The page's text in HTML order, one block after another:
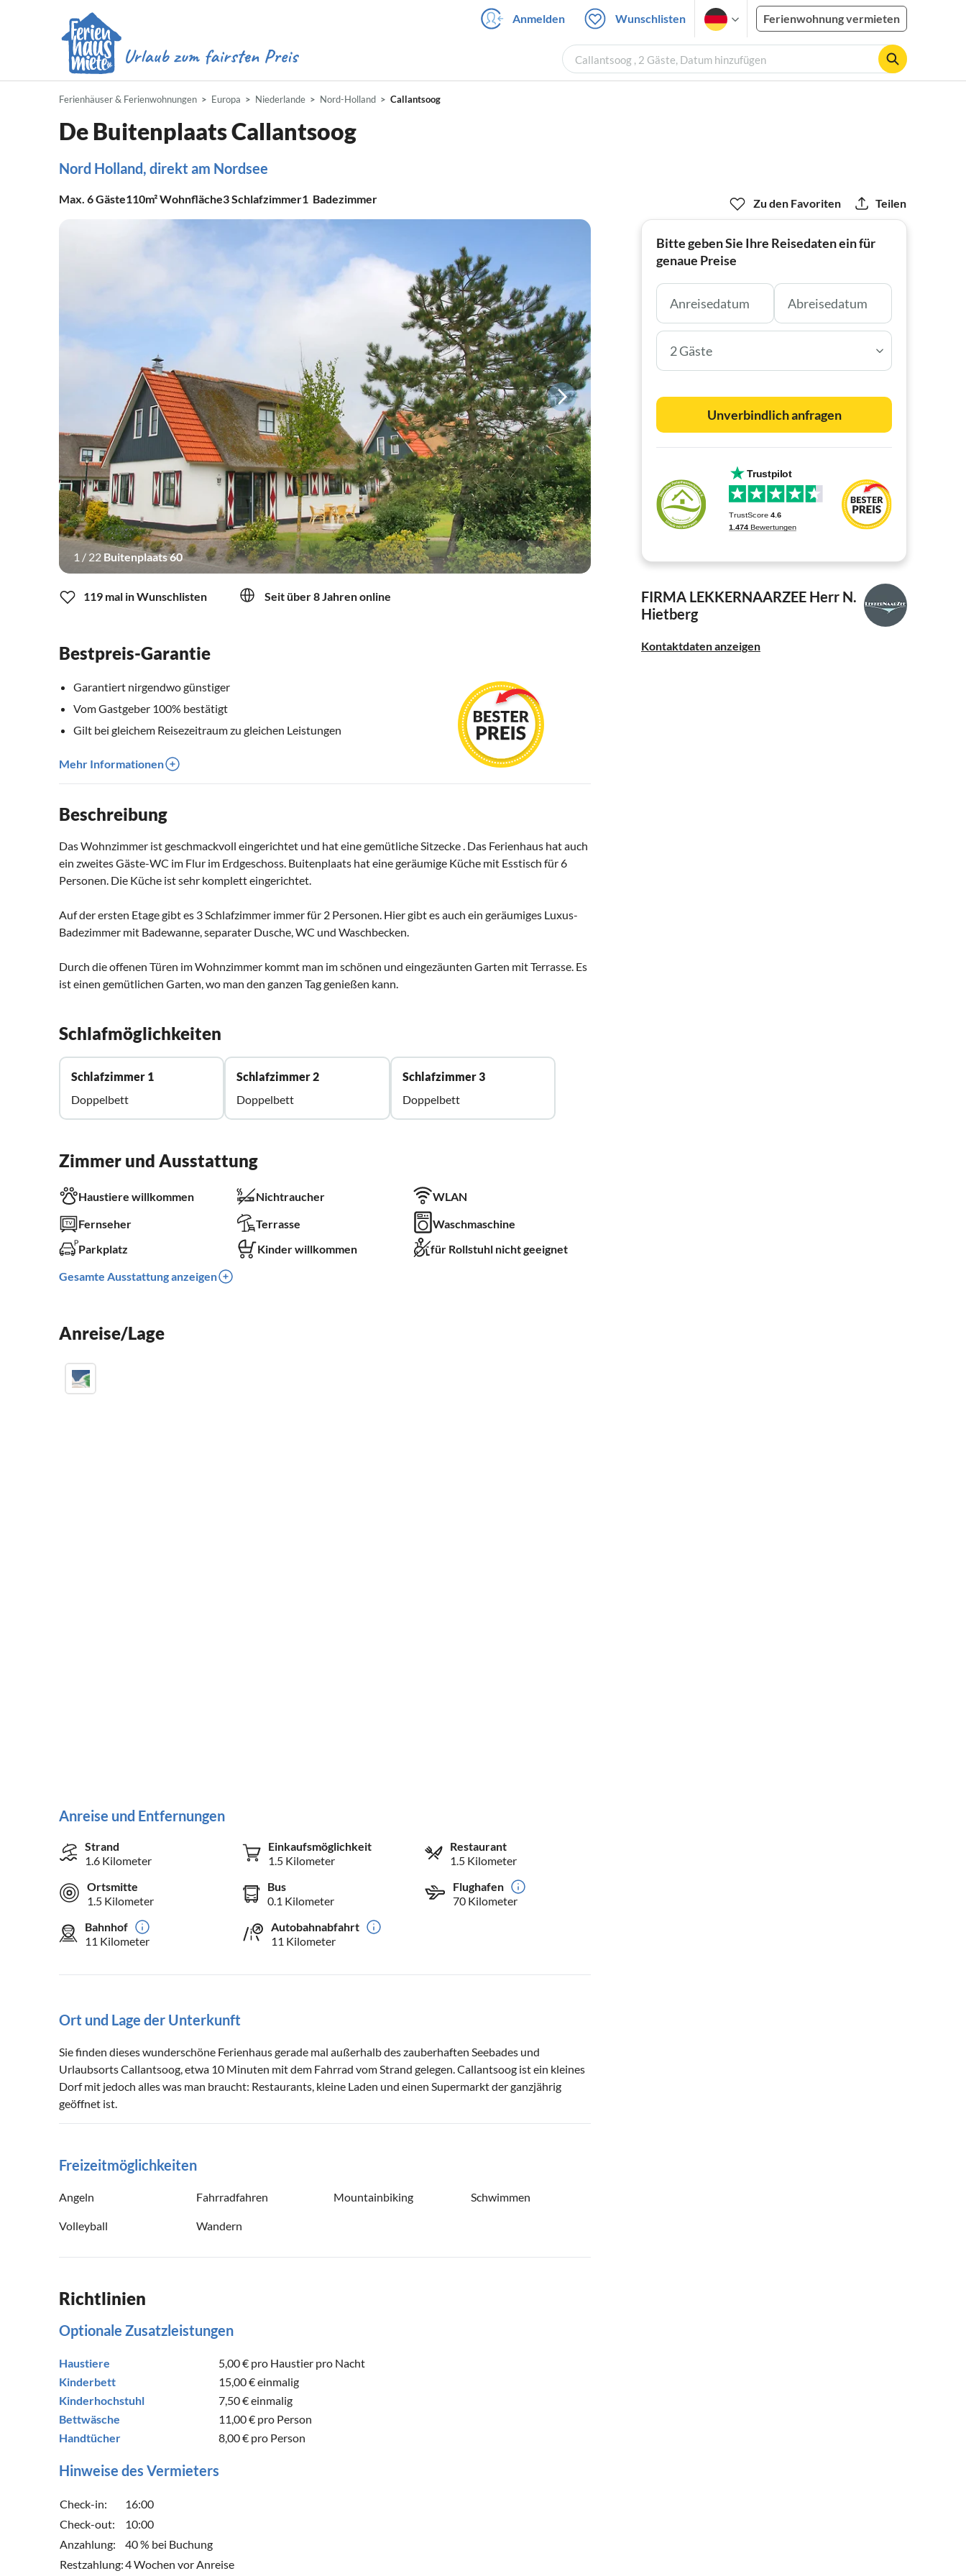
Anmelden Wunschlisten Ferienwohnung vermieten
Callantsoog , 2 Gäste, Datum hinzufügen
Ferienhäuser & Ferienwohnungen Europa Niederlande Nord-Holland Callantsoog
De Buitenplaats Callantsoog
Nord Holland, direkt am Nordsee
Max. 6Gäste110m²Wohnfläche3Schlafzimmer1 Badezimmer
1 / 22 Buitenplaats 60
119 mal in Wunschlisten Seit über 8 Jahren online
Bestpreis-Garantie
Garantiert nirgendwo günstiger
Vom Gastgeber 100% bestätigt
Gilt bei gleichem Reisezeitraum zu gleichen Leistungen
Mehr Informationen
Beschreibung
Das Wohnzimmer ist geschmackvoll eingerichtet und hat eine gemütliche Sitzecke . Das Ferienhaus hat auch
ein zweites Gäste-WC im Flur im Erdgeschoss. Buitenplaats hat eine geräumige Küche mit Esstisch für 6
Personen. Die Küche ist sehr komplett eingerichtet.
Auf der ersten Etage gibt es 3 Schlafzimmer immer für 2 Personen. Hier gibt es auch ein geräumiges Luxus-
Badezimmer mit Badewanne, separater Dusche, WC und Waschbecken.
Durch die offenen Türen im Wohnzimmer kommt man im schönen und eingezäunten Garten mit Terrasse. Es
ist einen gemütlichen Garten, wo man den ganzen Tag genießen kann.
Schlafmöglichkeiten
Schlafzimmer 1
Doppelbett
Schlafzimmer 2
Doppelbett
Schlafzimmer 3
Doppelbett
Zimmer und Ausstattung
Haustiere willkommen Nichtraucher
WLAN
Fernseher
Terrasse
Waschmaschine
Parkplatz
Kinder willkommen
für Rollstuhl nicht geeignet
Gesamte Ausstattung anzeigen
Anreise/Lage
Anreise und Entfernungen
Strand
1.6 Kilometer
Einkaufsmöglichkeit
1.5 Kilometer
Restaurant
1.5 Kilometer
Ortsmitte
1.5 Kilometer
Bus
0.1 Kilometer
Flughafen
70 Kilometer
Bahnhof
11 Kilometer
Autobahnabfahrt
11 Kilometer
Ort und Lage der Unterkunft
Sie finden dieses wunderschöne Ferienhaus gerade mal außerhalb des zauberhaften Seebades und
Urlaubsorts Callantsoog, etwa 10 Minuten mit dem Fahrrad vom Strand gelegen. Callantsoog ist ein kleines
Dorf mit jedoch alles was man braucht: Restaurants, kleine Laden und einen Supermarkt der ganzjährig
geöffnet ist.
Freizeitmöglichkeiten
Angeln Fahrradfahren Mountainbiking Schwimmen
Volleyball Wandern
Richtlinien
Optionale Zusatzleistungen
Haustiere 5,00 € pro Haustier pro Nacht
Kinderbett
15,00 €einmalig
Kinderhochstuhl
7,50 €einmalig
Bettwäsche
11,00 € pro Person
Handtücher
8,00 € pro Person
Hinweise des Vermieters
Check-in:
16:00
Check-out:
10:00
Anzahlung:
40 % bei Buchung
Restzahlung:4 Wochen vor Anreise
Zu den Favoriten Teilen
Bitte geben Sie Ihre Reisedaten ein für
genaue Preise
2 Gäste
Unverbindlich anfragen
FIRMA LEKKERNAARZEE Herr N.
Hietberg
Kontaktdaten anzeigen